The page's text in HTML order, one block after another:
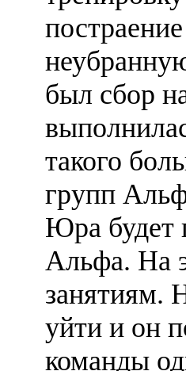
был сбор
такого
групп
Юра будет
Альфа. На
занятиям.
уйти и он
команды